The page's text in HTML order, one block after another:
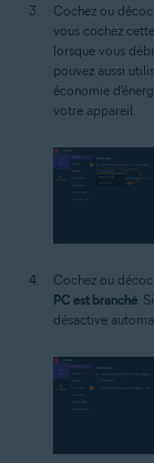
Cochez ou
vous cochez
lorsque vous
pouvez aussi
économie
votre appareil.
Cochez ou
PC est branché.
désactive